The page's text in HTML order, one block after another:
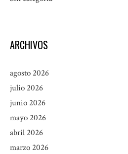
ARCHIVOS
agosto 2026
julio 2026
junio 2026
mayo 2026
abril 2026
marzo 2026